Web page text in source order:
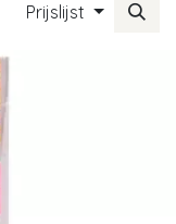
Prijslijst